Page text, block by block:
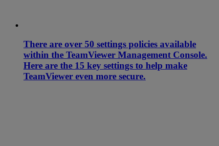
There are over 50 settings policies available
within the TeamViewer Management Console.
Here are the 15 key settings to help make
TeamViewer even more secure.